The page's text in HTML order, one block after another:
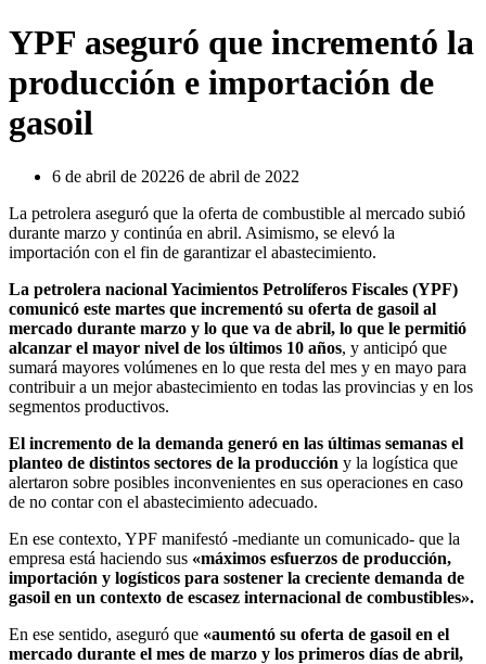
YPF aseguró que incrementó la
producción e importación de
gasoil
6 de abril de 20226 de abril de 2022
La petrolera aseguró que la oferta de combustible al mercado subió
durante marzo y continúa en abril. Asimismo, se elevó la
importación con el fin de garantizar el abastecimiento.
La petrolera nacional Yacimientos Petrolíferos Fiscales (YPF)
comunicó este martes que incrementó su oferta de gasoil al
mercado durante marzo y lo que va de abril, lo que le permitió
alcanzar el mayor nivel de los últimos 10 años, y anticipó que
sumará mayores volúmenes en lo que resta del mes y en mayo para
contribuir a un mejor abastecimiento en todas las provincias y en los
segmentos productivos.
El incremento de la demanda generó en las últimas semanas el
planteo de distintos sectores de la producción y la logística que
alertaron sobre posibles inconvenientes en sus operaciones en caso
de no contar con el abastecimiento adecuado.
En ese contexto, YPF manifestó -mediante un comunicado- que la
empresa está haciendo sus «máximos esfuerzos de producción,
importación y logísticos para sostener la creciente demanda de
gasoil en un contexto de escasez internacional de combustibles».
En ese sentido, aseguró que «aumentó su oferta de gasoil en el
mercado durante el mes de marzo y los primeros días de abril,